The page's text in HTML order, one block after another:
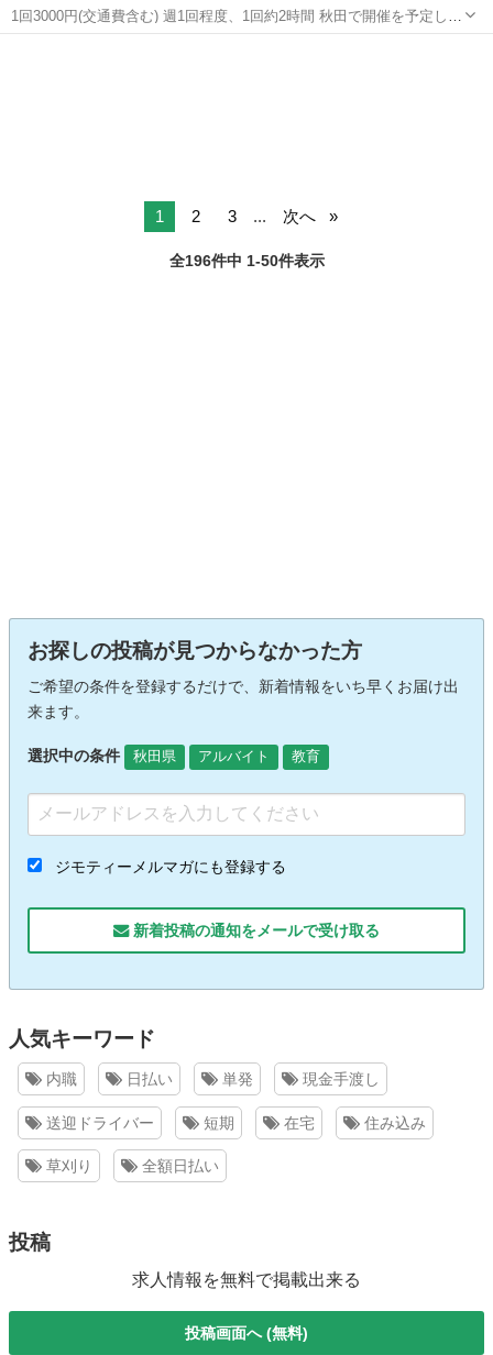
1回3000円(交通費含む) 週1回程度、1回約2時間 秋田で開催を予定して
いる英会話勉強会の運営業務。 1回2時間程度で、英会話勉強会のMC
1 2 3 ... 次へ
全196件中 1-50件表示
お探しの投稿が見つからなかった方
ご希望の条件を登録するだけで、新着情報をいち早くお届け出
来ます。
選択中の条件 秋田県 アルバイト 教育
ジモティーメルマガにも登録する
新着投稿の通知をメールで受け取る
人気キーワード
内職 日払い 単発 現金手渡し
送迎ドライバー 短期 在宅 住み込み
草刈り 全額日払い
投稿
求人情報を無料で掲載出来る
投稿画面へ (無料)